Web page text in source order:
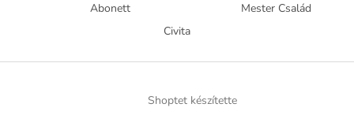
Abonett
Mester Család
Civita
Shoptet készítette